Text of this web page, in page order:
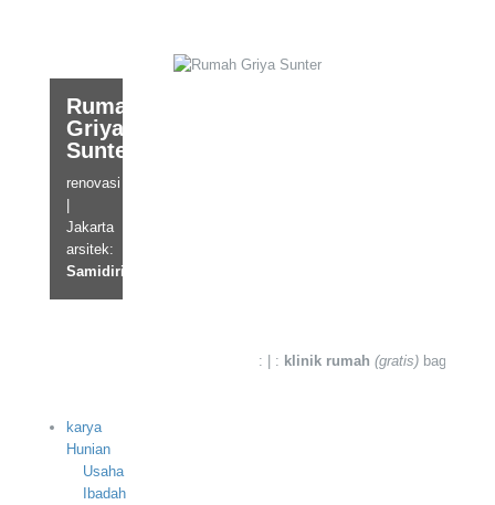
Rumah
Griya
Sunter
renovasi
Jakarta
arsitek:
Samidirijono
: | : klinik rumah (gratis)bagi
karya
Hunian
Usaha
Ibadah